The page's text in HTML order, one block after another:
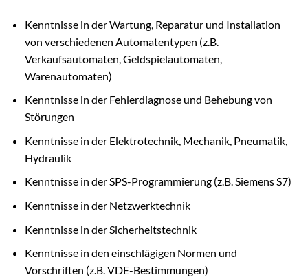
Kenntnisse in der Wartung, Reparatur und Installation
von verschiedenen Automatentypen (z.B.
Verkaufsautomaten, Geldspielautomaten,
Warenautomaten)
Kenntnisse in der Fehlerdiagnose und Behebung von
Störungen
Kenntnisse in der Elektrotechnik, Mechanik, Pneumatik,
Hydraulik
Kenntnisse in der SPS-Programmierung (z.B. Siemens S7)
Kenntnisse in der Netzwerktechnik
Kenntnisse in der Sicherheitstechnik
Kenntnisse in den einschlägigen Normen und
Vorschriften (z.B. VDE-Bestimmungen)